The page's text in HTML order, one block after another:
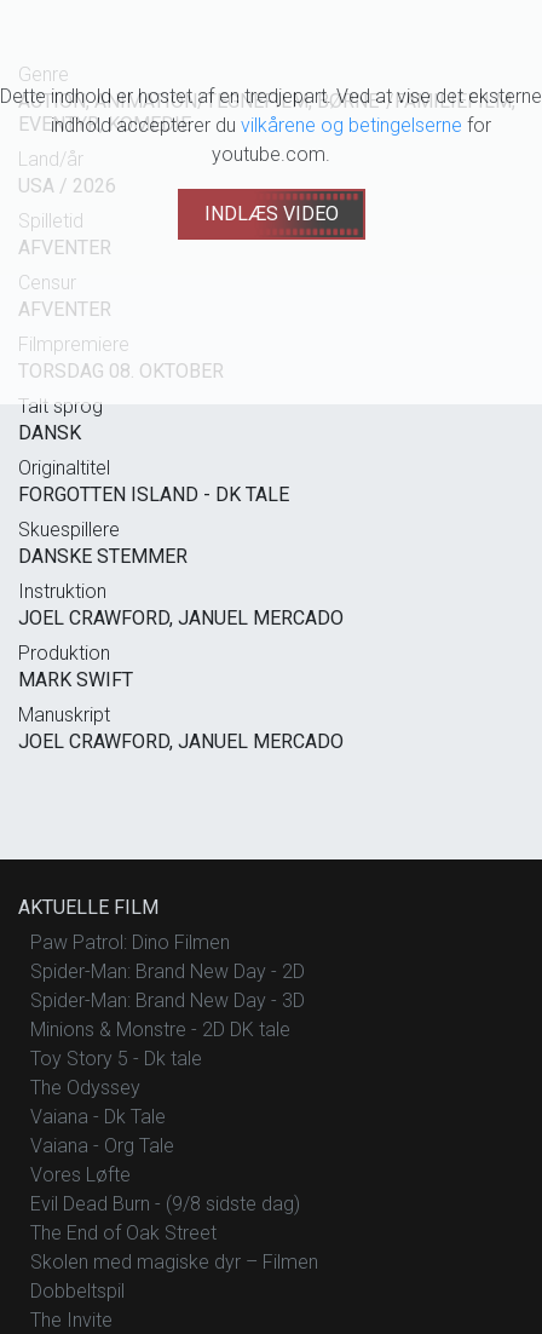
Dette indhold er hostet af en tredjepart. Ved at vise det eksterne
indhold accepterer du vilkårene og betingelserne for
youtube.com.
INDLÆS VIDEO
Genre
ACTION, ANIMATION/TEGNEFILM, BØRNE-/FAMILIEFILM,
EVENTYR, KOMEDIE
Land/år
USA / 2026
Spilletid
AFVENTER
Censur
AFVENTER
Filmpremiere
TORSDAG 08. OKTOBER
Talt sprog
DANSK
Originaltitel
FORGOTTEN ISLAND - DK TALE
Skuespillere
DANSKE STEMMER
Instruktion
JOEL CRAWFORD, JANUEL MERCADO
Produktion
MARK SWIFT
Manuskript
JOEL CRAWFORD, JANUEL MERCADO
AKTUELLE FILM
Paw Patrol: Dino Filmen
Spider-Man: Brand New Day - 2D
Spider-Man: Brand New Day - 3D
Minions & Monstre - 2D DK tale
Toy Story 5 - Dk tale
The Odyssey
Vaiana - Dk Tale
Vaiana - Org Tale
Vores Løfte
Evil Dead Burn - (9/8 sidste dag)
The End of Oak Street
Skolen med magiske dyr – Filmen
Dobbeltspil
The Invite